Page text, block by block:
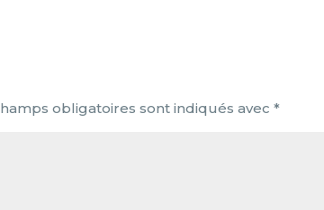
obligatoires sont indiqués avec*